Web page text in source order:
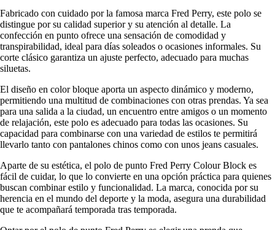
Fabricado con cuidado por la famosa marca Fred Perry, este polo se
distingue por su calidad superior y su atención al detalle. La
confección en punto ofrece una sensación de comodidad y
transpirabilidad, ideal para días soleados o ocasiones informales. Su
corte clásico garantiza un ajuste perfecto, adecuado para muchas
siluetas.
El diseño en color bloque aporta un aspecto dinámico y moderno,
permitiendo una multitud de combinaciones con otras prendas. Ya sea
para una salida a la ciudad, un encuentro entre amigos o un momento
de relajación, este polo es adecuado para todas las ocasiones. Su
capacidad para combinarse con una variedad de estilos te permitirá
llevarlo tanto con pantalones chinos como con unos jeans casuales.
Aparte de su estética, el polo de punto Fred Perry Colour Block es
fácil de cuidar, lo que lo convierte en una opción práctica para quienes
buscan combinar estilo y funcionalidad. La marca, conocida por su
herencia en el mundo del deporte y la moda, asegura una durabilidad
que te acompañará temporada tras temporada.